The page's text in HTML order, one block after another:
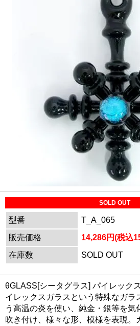
SOLD OUT
型番
T_A_065
販売価格
14,286円(税込
在庫数
SOLD OUT
θGLASS[シータグラス] パイレック
イレックスガラスという特殊なガ
う高温の炎を使い、純金・銀等を気
吹き付け、様々な形、模様を表現。